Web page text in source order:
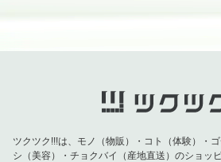
ツクツク!!!は、モノ（物販）・コト（体験）・
シ（美容）・チョクバイ（産地直送）のショッ